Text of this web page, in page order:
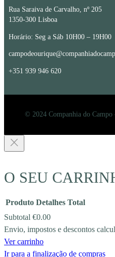
Rua Saraiva de Carvalho, nº 205
1350-300 Lisboa
Horário: Seg a Sáb 10H00 – 19H00
+351 939 946 620
© 2024 Companhia do Campo
O SEU
PRODUCTS
IN
Produto Detalhes Total
Subtotal €0.00
Envio, impostos e descontos
Ver carrinho
Ir para a finalização de compras